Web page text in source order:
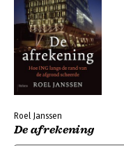
Roel Janssen
De afrekening